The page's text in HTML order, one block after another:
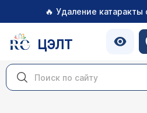
🔥 Удаление катаракты
ЦЭЛТ